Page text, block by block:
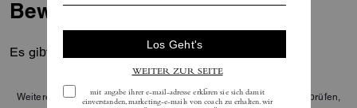
Bewertungen
Es gibt noch keine Reviews.
Weitere Informationen darüber, wie wir unsere Bewertungen überprüfen,